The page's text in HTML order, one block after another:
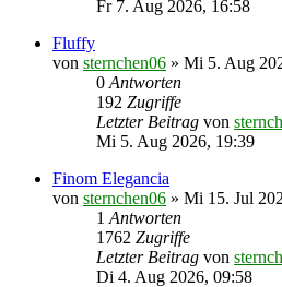
Fr 7. Aug 2026, 16:58
Fluffy
von sternchen06 » Mi 5. Aug
0 Antworten
192 Zugriffe
Letzter Beitrag von
Mi 5. Aug 2026, 19:39
Finom Elegancia
von sternchen06 » Mi 15. Jul
1 Antworten
1762 Zugriffe
Letzter Beitrag von
Di 4. Aug 2026, 09:58